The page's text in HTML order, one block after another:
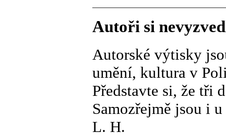
Autoři si
Autorské výtisky
umění, kultura v
Představte si, že tři
Samozřejmě jsou i
L. H.